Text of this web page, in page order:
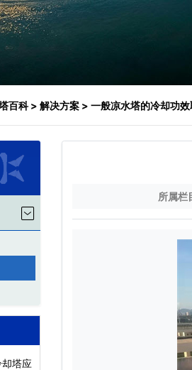
百科> 解决方案 > 一般凉水塔的冷却功
塔应
所属栏